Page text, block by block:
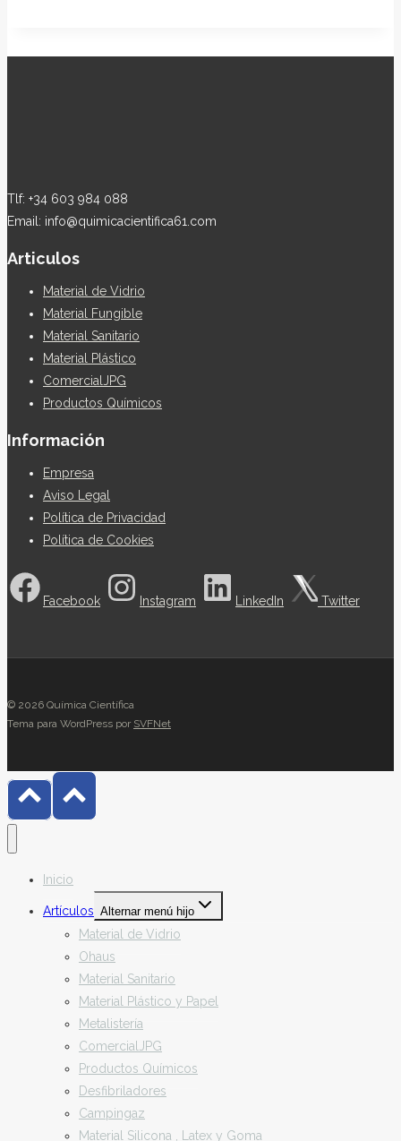
Tlf: +34 603 984 088
Email: info@quimicacientifica61.com
Articulos
Material de Vidrio
Material Fungible
Material Sanitario
Material Plástico
ComercialJPG
Productos Químicos
Información
Empresa
Aviso Legal
Política de Privacidad
Política de Cookies
Facebook Instagram LinkedIn Twitter
© 2026 Química Científica
Tema para WordPress por SVFNet
Inicio
Artículos Alternar menú hijo
Material de Vidrio
Ohaus
Material Sanitario
Material Plástico y Papel
Metalistería
ComercialJPG
Productos Químicos
Desfibriladores
Campingaz
Material Silicona , Latex y Goma